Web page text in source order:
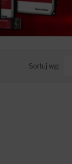
Sortuj wg: